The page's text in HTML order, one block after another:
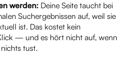
werden: Deine Seite taucht bei
Suchergebnissen auf, weil sie
ist. Das kostet kein
— und es hört nicht auf, wenn
tust.